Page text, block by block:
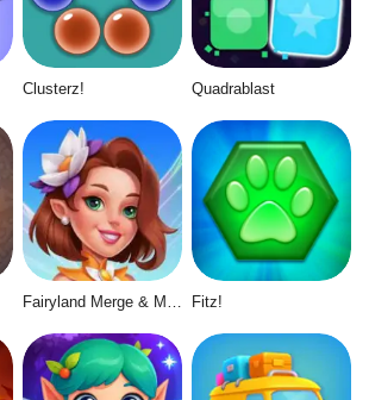
Clusterz! Quadrablast
Fitz!